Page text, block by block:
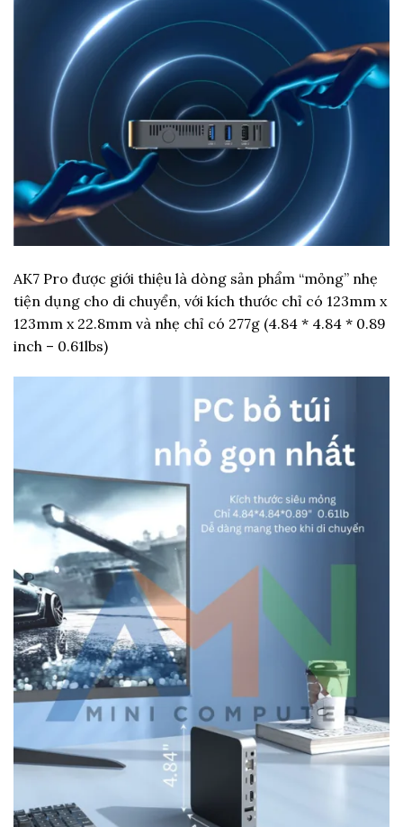
AK7 Pro được giới thiệu là dòng sản phẩm “mỏng” nhẹ
tiện dụng cho di chuyển, với kích thước chỉ có 123mm x
123mm x 22.8mm và nhẹ chỉ có 277g (4.84 * 4.84 * 0.89
inch – 0.61lbs)